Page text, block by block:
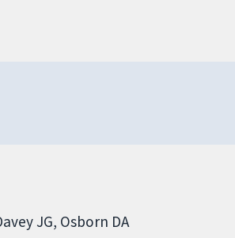
JG Osborn DA